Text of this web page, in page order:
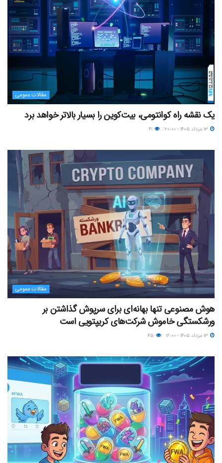
مقالات عمومی
یک نقشه راه کوانتومی، بیت‌کوین را بسیار بالاتر خواهد برد
مقالات عمومی
هوش مصنوعی تنها بهانه‌ای برای سرپوش گذاشتن بر
ورشکستگی خاموش شرکت‌های کریپتویی است